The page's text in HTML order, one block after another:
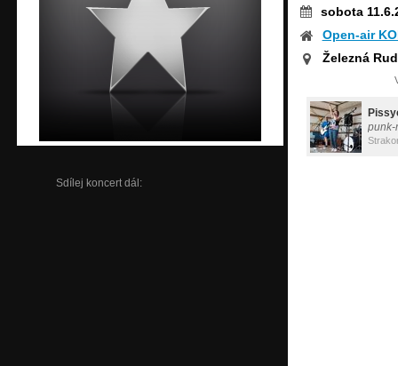
Sdílej koncert dál:
sobota
Open-air
Železná
punk-